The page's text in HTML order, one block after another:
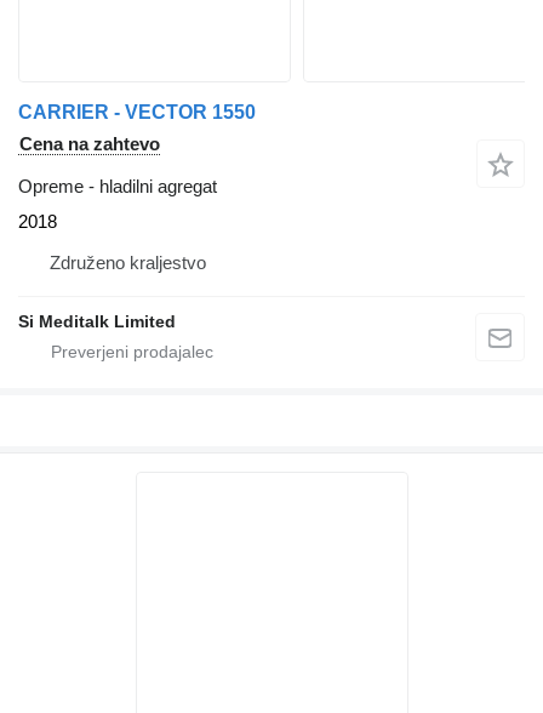
CARRIER - VECTOR 1550
Cena na zahtevo
Opreme - hladilni agregat
2018
Združeno kraljestvo
Si Meditalk Limited